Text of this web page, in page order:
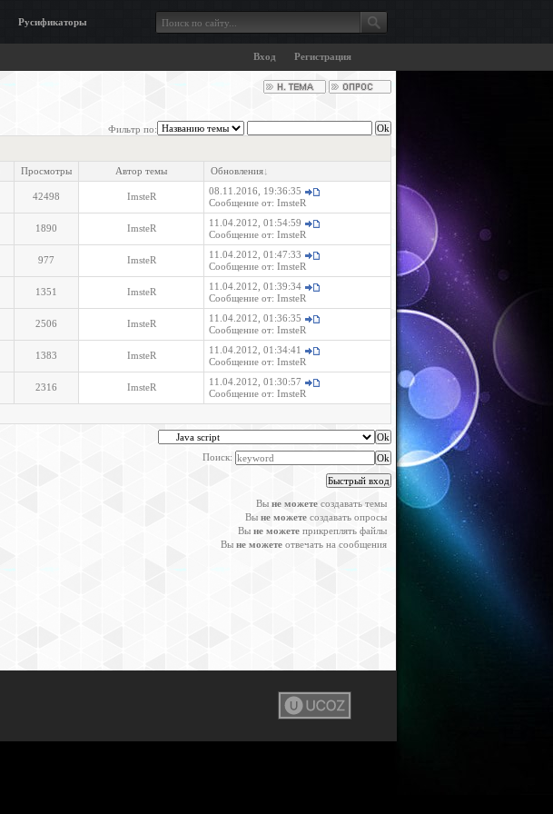
Русификаторы
Вход Регистрация
Фильтр по:
Просмотры Автор темы Обновления↓
42498 ImsteR
08.11.2016, 19:36:35
Сообщение от: ImsteR
1890 ImsteR
11.04.2012, 01:54:59
Сообщение от: ImsteR
977 ImsteR
11.04.2012, 01:47:33
Сообщение от: ImsteR
1351 ImsteR
11.04.2012, 01:39:34
Сообщение от: ImsteR
2506 ImsteR
11.04.2012, 01:36:35
Сообщение от: ImsteR
1383 ImsteR
11.04.2012, 01:34:41
Сообщение от: ImsteR
2316 ImsteR
11.04.2012, 01:30:57
Сообщение от: ImsteR
Поиск:
Вы не можете создавать темы
Вы не можете создавать опросы
Вы не можете прикреплять файлы
Вы не можете отвечать на сообщения